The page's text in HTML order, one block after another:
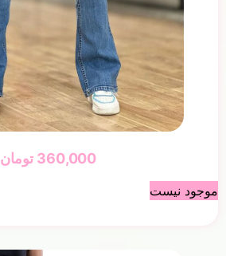
360,000 تومان
موجود نیست